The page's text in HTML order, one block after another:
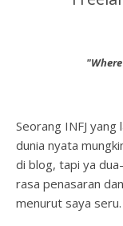
Seorang INFJ yang
dunia nyata
di blog, tapi ya
rasa penasaran
menurut saya seru.